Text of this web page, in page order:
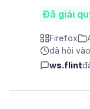
Đã giải
Firefox
đã hỏi
ws.flint